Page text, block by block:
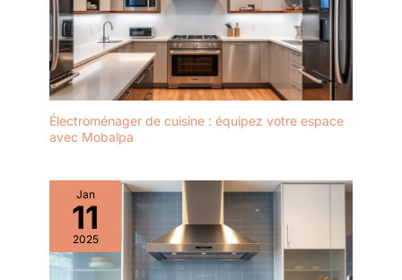
Électroménager de cuisine : équipez votre espace
avec Mobalpa
Jan
11
2025